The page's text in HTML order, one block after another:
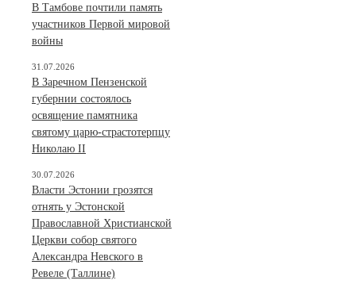
В Тамбове почтили память
участников Первой мировой
войны
В Заречном Пензенской
губернии состоялось
освящение памятника
святому царю-страстотерпцу
Николаю II
31.07.2026
Власти Эстонии грозятся
отнять у Эстонской
Православной Христианской
Церкви собор святого
Александра Невского в
Ревеле (Таллине)
30.07.2026